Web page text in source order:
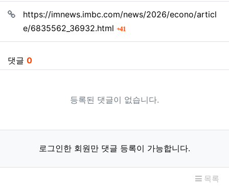
관련자료
https://imnews.imbc.com/news/2026/econo/articl
e/6835562_36932.html
41
댓글 0
등록된 댓글이 없습니다.
로그인한 회원만 댓글 등록이 가능합니다.
목록